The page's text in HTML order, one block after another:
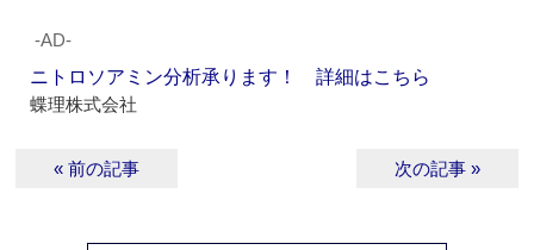
‐AD‐
ニトロソアミン分析承ります！ 詳細はこちら
蝶理株式会社
« 前の記事 次の記事 »